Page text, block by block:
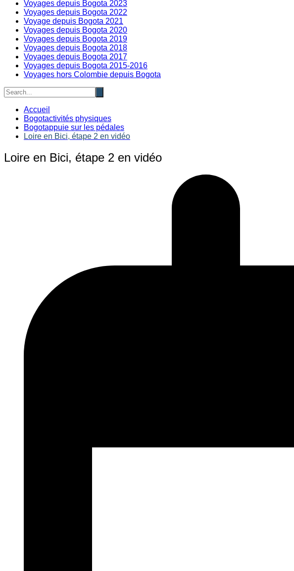
Voyages depuis Bogota 2023
Voyages depuis Bogota 2022
Voyage depuis Bogota 2021
Voyages depuis Bogota 2020
Voyages depuis Bogota 2019
Voyages depuis Bogota 2018
Voyages depuis Bogota 2017
Voyages depuis Bogota 2015-2016
Voyages hors Colombie depuis Bogota
Accueil
Bogotactivités physiques
Bogotappuie sur les pédales
Loire en Bici, étape 2 en vidéo
Loire en Bici, étape 2 en vidéo